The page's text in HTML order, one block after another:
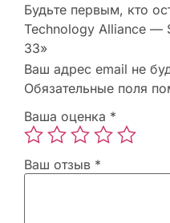
Будьте первым, кто
Technology Alliance —
33»
Ваш адрес email не
Обязательные поля
Ваша оценка *
Ваш отзыв *